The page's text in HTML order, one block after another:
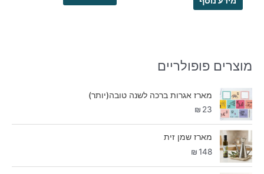
מוצרים פופולריים
מארז אגרות ברכה לשנה טובה(יותר)
₪ 23
מארז שמן זית
₪148